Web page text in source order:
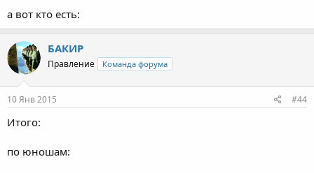
а вот кто есть:
БАКИР
Правление Команда форума
10 Янв 2015 #44
Итого:
по юношам: